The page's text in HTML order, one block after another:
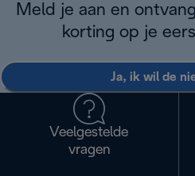
Meld je aan en
korting op je
Ja, ik wil de
Veelgestelde
vragen